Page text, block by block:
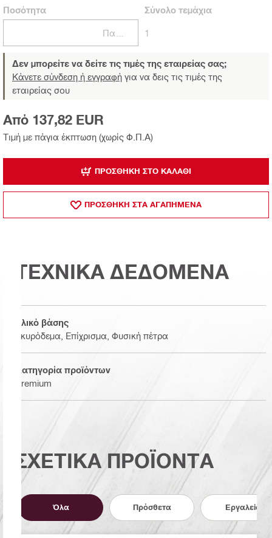
Ποσότητα Σύνολοτεμάχια
1
Δεν μπορείτε να δείτε τις τιμές της εταιρείας σας;
Κάνετε σύνδεση ή εγγραφή για να δεις τις τιμές της
εταιρείας σου
Τιμή με πάγια έκπτωση (χωρίς Φ.Π.Α)
Από 137,82 EUR
ΠΡΟΣΘΉΚΗ ΣΤΟ ΚΑΛΆΘΙ
ΠΡΟΣΘΗΚΗ ΣΤΑ ΑΓΑΠΗΜΕΝΑ
ΤΕΧΝΙΚΑ ΔΕΔΟΜΕΝΑ
Υλικό βάσης
Σκυρόδεμα, Επίχρισμα, Φυσική πέτρα
Κατηγορία προϊόντων
Premium
ΣΧΕΤΙΚΑ ΠΡΟΪΟΝΤΑ
Όλα Πρόσθετα Εργαλεία